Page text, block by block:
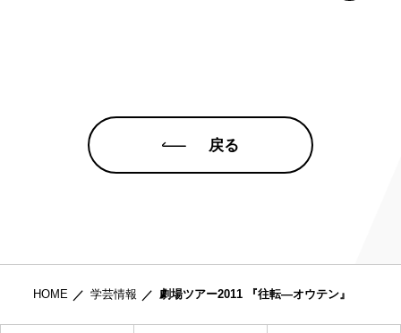
戻る
HOME 学芸情報 劇場ツアー2011 『往転―オウテン』